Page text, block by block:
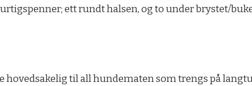
ett rundt halsen, og to under brystet/
hovedsakelig til all hundematen som trengs på